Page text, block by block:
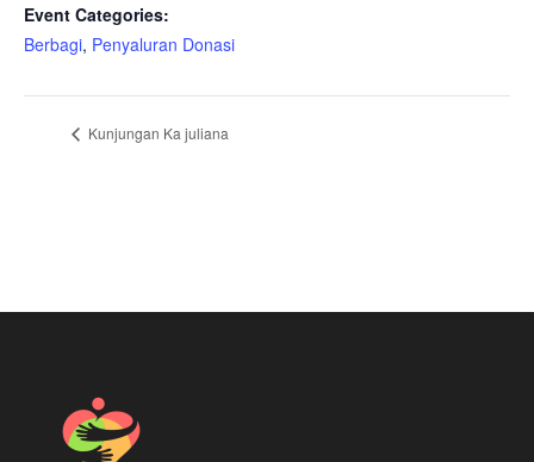
Event Categories:
Berbagi, Penyaluran Donasi
Kunjungan Ka juliana